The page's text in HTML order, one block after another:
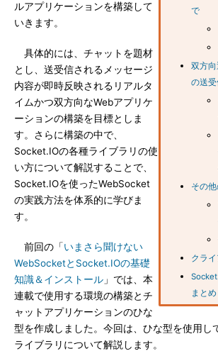
で
双方
の送受
その
クラ
まとめ
ルアプリケーションを構築して
いきます。
具体的には、チャットを題材
とし、送受信されるメッセージ
内容が即時反映されるリアルタ
イムかつ双方向なWebアプリケ
ーションの構築を目標としま
す。さらに構築の中で、
Socket.IOの各種ライブラリの使
い方について解説することで、
Socket.IOを使ったWebSocket
の実践方法を体系的に学びま
す。
前回の「いまさら聞けない
WebSocketとSocket.IOの基礎
知識＆インストール 」では、本
連載で使用する環境の構築とチ
ャットアプリケーションのひな
型を作成しました。今回は、ひな型を使用し
ライブラリについて解説します。